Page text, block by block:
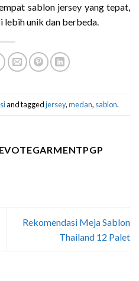
sablon jersey yang tepat,
lebih unik dan berbeda.
and taggedjersey,medan, sablon.
Rekomendasi Meja Sablon
Thailand 12 Palet